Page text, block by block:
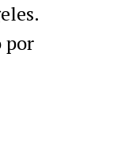
por